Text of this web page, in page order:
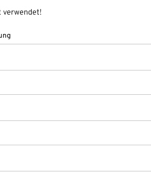
verwendet!